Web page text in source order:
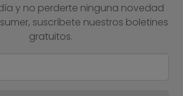
y no perderte ninguna novedad
suscríbete nuestros boletines
gratuitos.